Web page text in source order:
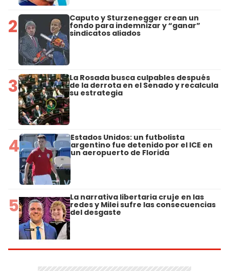
2 Caputo y Sturzenegger crean un
fondo para indemnizar y “ganar”
sindicatos aliados
3 La Rosada busca culpables después
de la derrota en el Senado y recalcula
su estrategia
4 Estados Unidos: un futbolista
argentino fue detenido por el ICE en
un aeropuerto de Florida
5 La narrativa libertaria cruje en las
redes y Milei sufre las consecuencias
del desgaste